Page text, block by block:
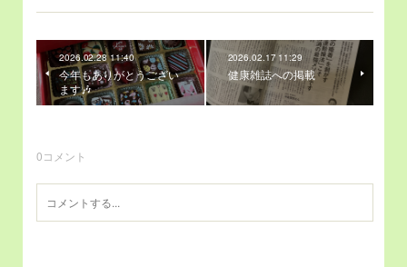
2026.02.28 11:40
今年もありがとうござい
ます🎶
2026.02.17 11:29
健康雑誌への掲載
0コメント